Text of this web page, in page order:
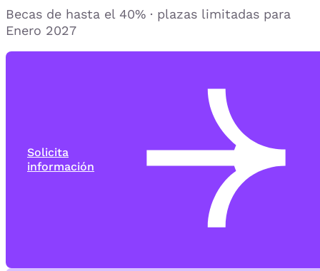
Becas de hasta el 40% · plazas limitadas para
Enero 2027
Solicita
información